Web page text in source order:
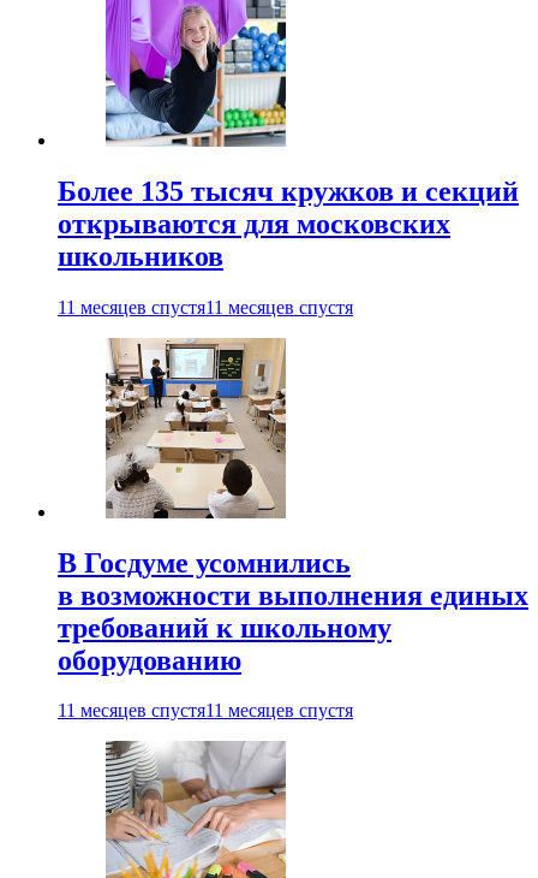
Более 135 тысяч кружков и секций
открываются для московских
школьников
11 месяцев спустя11 месяцев спустя
В Госдуме усомнились
в возможности выполнения единых
требований к школьному
оборудованию
11 месяцев спустя11 месяцев спустя